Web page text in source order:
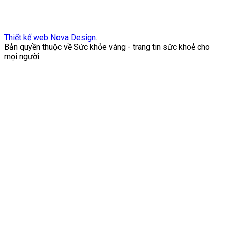
Thiết kế web Nova Design.
Bản quyền thuộc về Sức khỏe vàng - trang tin sức khoẻ cho
mọi người